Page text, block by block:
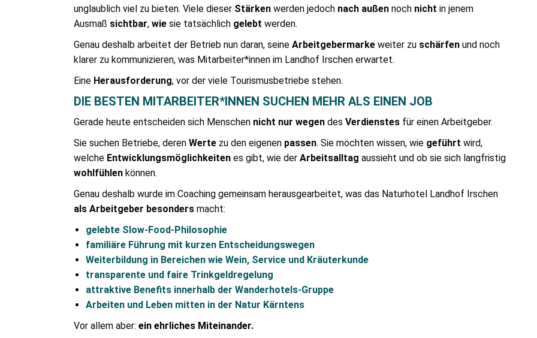
unglaublich viel zu bieten. Viele dieser Stärkenwerden jedoch nach außennoch nicht in jenem
Ausmaß sichtbar, wiesie tatsächlich gelebt werden.
Genau deshalb arbeitet der Betrieb nun daran, seine Arbeitgebermarkeweiter zu schärfenund noch
klarer zu kommunizieren, was Mitarbeiter*innen im Landhof Irschen erwartet.
Eine Herausforderung, vor der viele Tourismusbetriebe stehen.
DIE BESTEN MITARBEITER*INNEN SUCHEN MEHR ALS EINEN JOB
Gerade heute entscheiden sich Menschen nicht nur wegendes Verdienstesfür einen Arbeitgeber.
Sie suchen Betriebe, deren Wertezu den eigenen passen. Sie möchten wissen, wie geführt wird,
welche Entwicklungsmöglichkeitenes gibt, wie der Arbeitsalltag aussieht und ob sie sich langfristig
wohlfühlenkönnen.
Genau deshalb wurde im Coaching gemeinsam herausgearbeitet, was das Naturhotel Landhof Irschen
als Arbeitgeber besondersmacht:
gelebte Slow-Food-Philosophie
familiäre Führung mit kurzen Entscheidungswegen
Weiterbildung in Bereichen wie Wein, Service und Kräuterkunde
transparente und faire Trinkgeldregelung
attraktive Benefits innerhalb der Wanderhotels-Gruppe
Arbeiten und Leben mitten in der Natur Kärntens
Vor allem aber: ein ehrliches Miteinander.